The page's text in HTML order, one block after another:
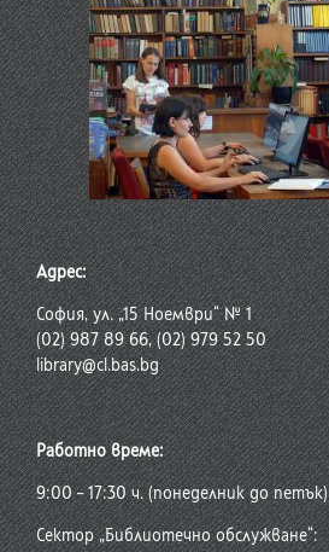
Адрес:
София, ул. „15 Ноември“ № 1
(02) 987 89 66, (02) 979 52 50
library@cl.bas.bg
Работно време:
9:00 – 17:30 ч. (понеделник до петък)
Сектор „Библиотечно обслужване“: